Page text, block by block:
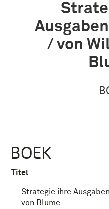
/ von
BOEK
Titel
Strategie ihre
von Blume